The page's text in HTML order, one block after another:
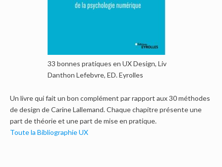
33 bonnes pratiques en UX Design, Liv
Danthon Lefebvre, ED. Eyrolles
Un livre qui fait un bon complément par rapport aux 30 méthodes
de design de Carine Lallemand. Chaque chapitre présente une
part de théorie et une part de mise en pratique.
Toute la Bibliographie UX